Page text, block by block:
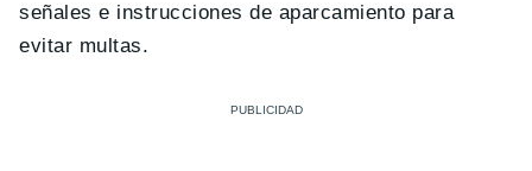
señales e instrucciones de aparcamiento para
evitar multas.